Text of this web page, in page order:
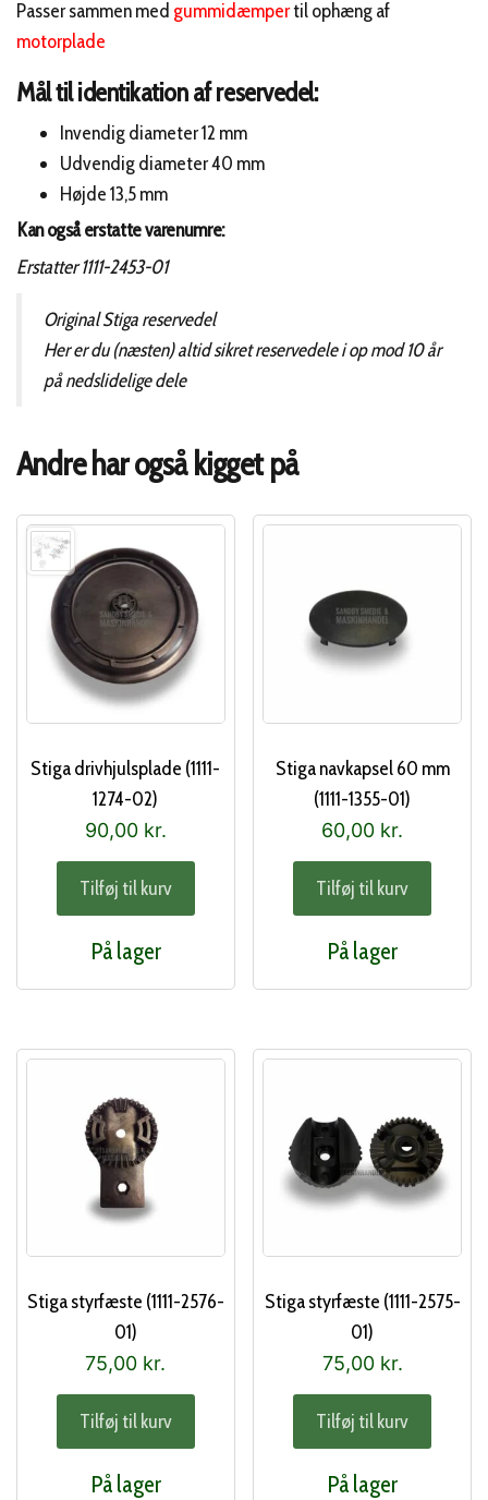
Passer sammen med gummidæmpertil ophæng af
motorplade
Mål til identikation af reservedel:
Invendig diameter 12 mm
Udvendig diameter 40 mm
Højde 13,5 mm
Kan også erstatte varenumre:
Erstatter 1111-2453-01
Original Stiga reservedel
Her er du (næsten) altid sikret reservedele i op mod 10 år
på nedslidelige dele
Andre har også kigget på
Stiga drivhjulsplade (1111-
1274-02)
90,00 kr.
Tilføj til kurv
På lager
Stiga navkapsel 60 mm
(1111-1355-01)
60,00 kr.
Tilføj til kurv
På lager
Stiga styrfæste (1111-2576-
01)
75,00 kr.
Tilføj til kurv
På lager
Stiga styrfæste (1111-2575-
01)
75,00 kr.
Tilføj til kurv
På lager